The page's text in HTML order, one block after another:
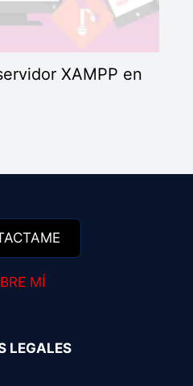
XAMPP en
MÍ
LEGALES